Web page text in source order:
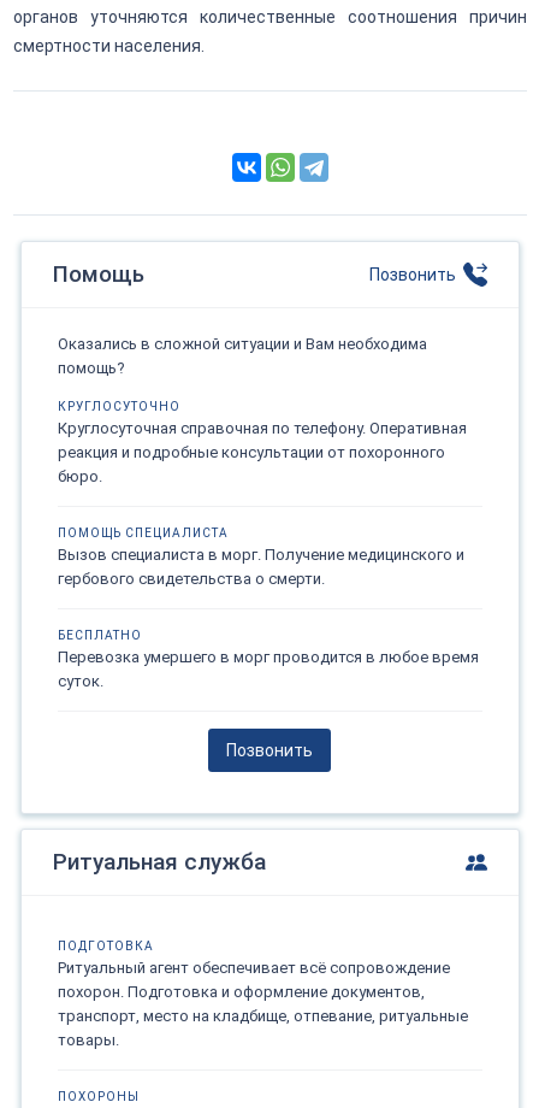
органов уточняются количественные соотношения причин
смертности населения.
Помощь Позвонить
Оказались в сложной ситуации и Вам необходима
помощь?
КРУГЛОСУТОЧНО
Круглосуточная справочная по телефону. Оперативная
реакция и подробные консультации от похоронного
бюро.
ПОМОЩЬ СПЕЦИАЛИСТА
Вызов специалиста в морг. Получение медицинского и
гербового свидетельства о смерти.
БЕСПЛАТНО
Перевозка умершего в морг проводится в любое время
суток.
Позвонить
Ритуальная служба
ПОДГОТОВКА
Ритуальный агент обеспечивает всё сопровождение
похорон. Подготовка и оформление документов,
транспорт, место на кладбище, отпевание, ритуальные
товары.
ПОХОРОНЫ